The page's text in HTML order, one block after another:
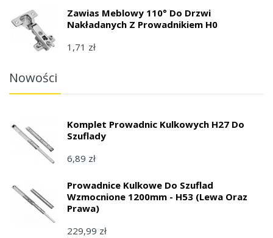
Zawias Meblowy 110° Do Drzwi
Nakładanych Z Prowadnikiem H0
1,71 zł
Nowości
Komplet Prowadnic Kulkowych H27 Do
Szuflady
6,89 zł
Prowadnice Kulkowe Do Szuflad
Wzmocnione 1200mm - H53 (lewa Oraz
Prawa)
229,99 zł